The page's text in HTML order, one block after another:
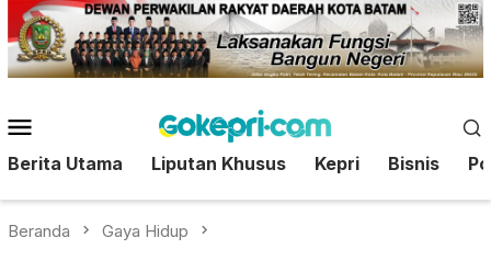
Loncat
ke
konten
Mobile
Berita Utama Liputan Khusus Kepri Bisnis
Beranda Gaya Hidup